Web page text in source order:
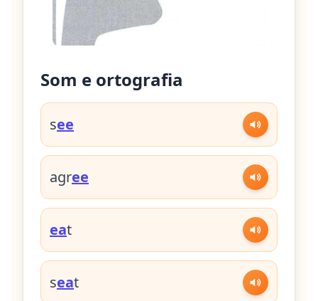
Som e ortografia
see
agree
eat
seat